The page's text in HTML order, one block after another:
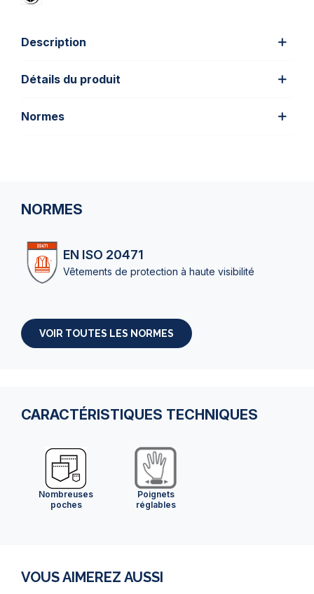
Description
Détails du produit
Normes
NORMES
EN ISO 20471
Vêtements de protection à haute visibilité
VOIR TOUTES LES NORMES
CARACTÉRISTIQUES TECHNIQUES
Nombreuses
poches
Poignets
réglables
VOUS AIMEREZ AUSSI